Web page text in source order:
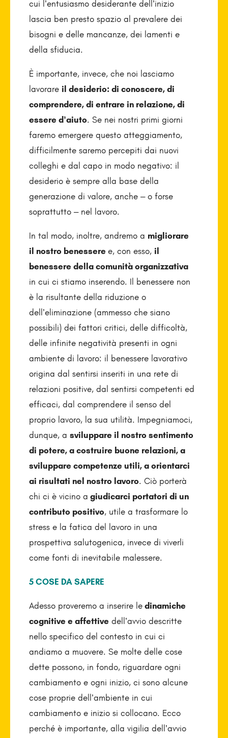
cui l’entusiasmo desiderante dell’inizio
lascia ben presto spazio al prevalere dei
bisogni e delle mancanze, dei lamenti e
della sfiducia.
È importante, invece, che noi lasciamo
lavorare il desiderio: di conoscere, di
comprendere, di entrare in relazione, di
essere d’aiuto. Se nei nostri primi giorni
faremo emergere questo atteggiamento,
difficilmente saremo percepiti dai nuovi
colleghi e dal capo in modo negativo: il
desiderio è sempre alla base della
generazione di valore, anche – o forse
soprattutto – nel lavoro.
In tal modo, inoltre, andremo a migliorare
il nostro benessere e, con esso, il
benessere della comunità organizzativa
in cui ci stiamo inserendo. Il benessere non
è la risultante della riduzione o
dell’eliminazione (ammesso che siano
possibili) dei fattori critici, delle difficoltà,
delle infinite negatività presenti in ogni
ambiente di lavoro: il benessere lavorativo
origina dal sentirsi inseriti in una rete di
relazioni positive, dal sentirsi competenti ed
efficaci, dal comprendere il senso del
proprio lavoro, la sua utilità. Impegniamoci,
dunque, a sviluppare il nostro sentimento
di potere, a costruire buone relazioni, a
sviluppare competenze utili, a orientarci
ai risultati nel nostro lavoro. Ciò porterà
chi ci è vicino a giudicarci portatori di un
contributo positivo, utile a trasformare lo
stress e la fatica del lavoro in una
prospettiva salutogenica, invece di viverli
come fonti di inevitabile malessere.
5 COSE DA SAPERE
Adesso proveremo a inserire ledinamiche
cognitive e affettive dell’avvio descritte
nello specifico del contesto in cui ci
andiamo a muovere. Se molte delle cose
dette possono, in fondo, riguardare ogni
cambiamento e ogni inizio, ci sono alcune
cose proprie dell’ambiente in cui
cambiamento e inizio si collocano. Ecco
perché è importante, alla vigilia dell’avvio